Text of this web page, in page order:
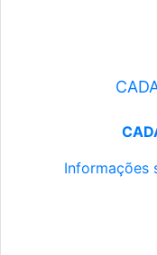
Informações